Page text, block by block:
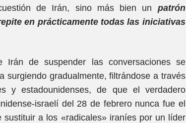
de Irán, sino más bien un patrón
en prácticamente todas las iniciativas
de suspender las conversaciones se
surgiendo gradualmente, filtrándose a través
y estadounidenses, de que el verdadero
israelí del 28 de febrero nunca fue el
sustituir a los «radicales» iraníes por un líder